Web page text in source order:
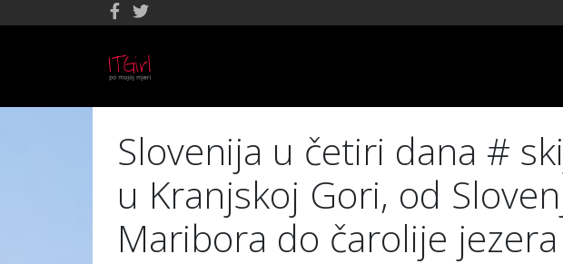
Slovenija u četiri dana #
u Kranjskoj Gori, od
Maribora do čarolije jezera